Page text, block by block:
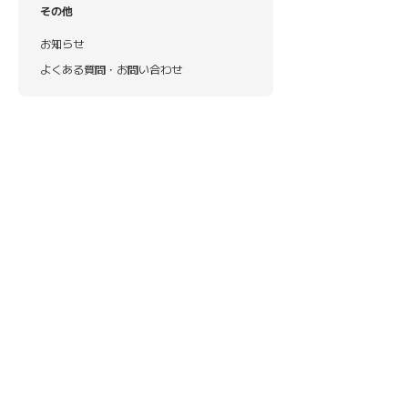
その他
お知らせ
よくある質問・お問い合わせ